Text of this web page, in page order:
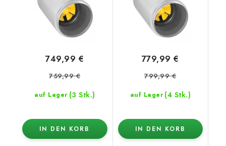
auf Lager (3 Stk.)
749,99 €
759,99 €
IN DEN KORB
auf Lager (4 Stk.)
779,99 €
799,99 €
IN DEN KORB